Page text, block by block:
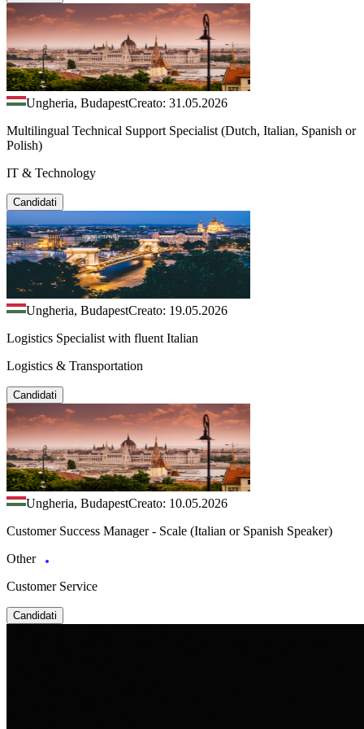
Ungheria, BudapestCreato: 31.05.2026
Multilingual Technical Support Specialist (Dutch, Italian, Spanish or
Polish)
IT & Technology
Candidati
Ungheria, BudapestCreato: 19.05.2026
Logistics Specialist with fluent Italian
Logistics & Transportation
Candidati
Ungheria, BudapestCreato: 10.05.2026
Customer Success Manager - Scale (Italian or Spanish Speaker)
Other
Customer Service
Candidati